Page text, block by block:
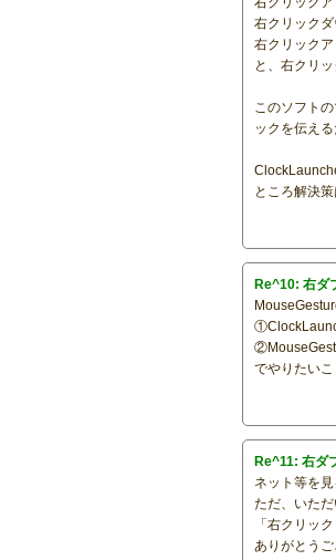
右クリックダ
右クリック
と、右クリ
このソフト
ックを伝え
ところ解決策
Re^10: 右ダ
でやりたいこ
Re^11: 右ダ
ネット等を
ただ、いた
「右クリッ
ありがとうご